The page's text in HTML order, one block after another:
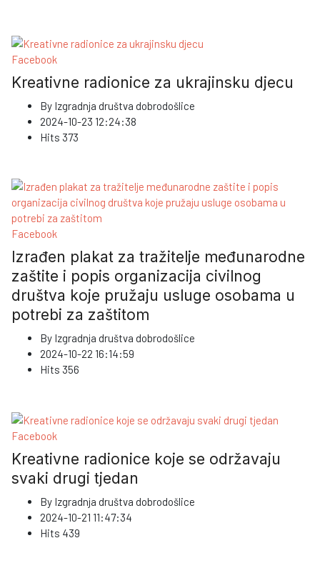
Facebook
Kreativne radionice za ukrajinsku djecu
By Izgradnja društva dobrodošlice
2024-10-23 12:24:38
Hits 373
Facebook
Izrađen plakat za tražitelje međunarodne
zaštite i popis organizacija civilnog
društva koje pružaju usluge osobama u
potrebi za zaštitom
By Izgradnja društva dobrodošlice
2024-10-22 16:14:59
Hits 356
Facebook
Kreativne radionice koje se održavaju
svaki drugi tjedan
By Izgradnja društva dobrodošlice
2024-10-21 11:47:34
Hits 439